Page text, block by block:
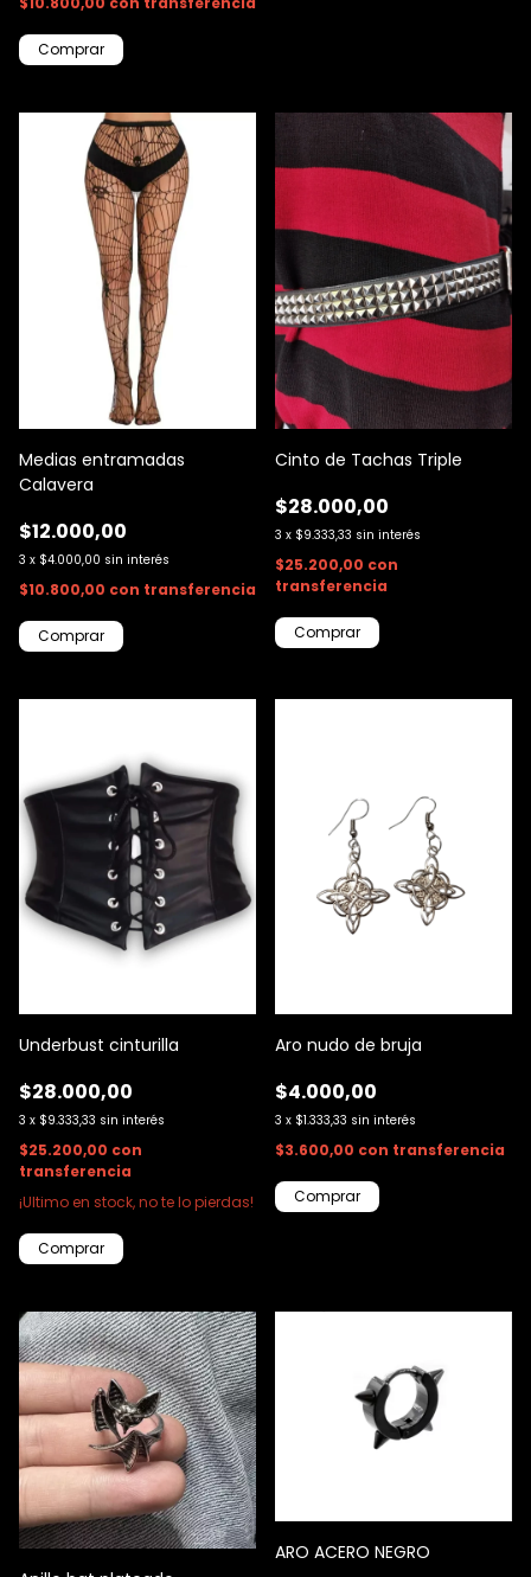
Medias entramadas
Calavera
$12.000,00
3 x $4.000,00 sin interés
$10.800,00 con transferencia
Cinto de Tachas Triple
$28.000,00
3 x $9.333,33 sin interés
$25.200,00 con
transferencia
Comprar
Underbust cinturilla
$28.000,00
3 x $9.333,33 sin interés
$25.200,00 con
transferencia
¡Ultimo en stock, no te lo pierdas!
Comprar
Aro nudo de bruja
$4.000,00
3 x $1.333,33 sin interés
$3.600,00 con transferencia
ARO ACERO NEGRO